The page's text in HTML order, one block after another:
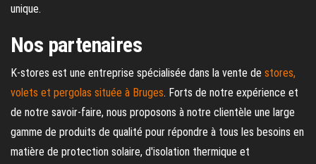
unique.
Nos partenaires
K-stores est une entreprise spécialisée dans la vente de stores,
volets et pergolas située à Bruges. Forts de notre expérience et
de notre savoir-faire, nous proposons à notre clientèle une large
gamme de produits de qualité pour répondre à tous les besoins en
matière de protection solaire, d'isolation thermique et